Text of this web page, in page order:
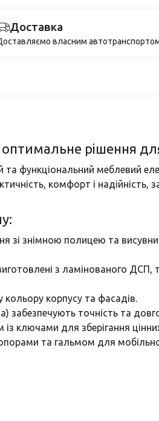
Доставка
власним
оптимальне рішення
та функціональний меблевий
комфорт і надійність,
зі знімною полицею та
виготовлені з ламінованого
кольору корпусу та фасадів.
забезпечують точність та
ключами для зберігання
опорами та гальмом для